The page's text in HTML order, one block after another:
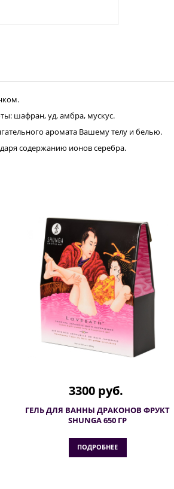
шафран, уд, амбра, мускус.
аромата Вашему телу и белью.
содержанию ионов серебра.
3300 руб.
ГЕЛЬ ДЛЯ ВАННЫ ДРАКОНОВ ФРУКТ
SHUNGA 650 ГР
ПОДРОБНЕЕ